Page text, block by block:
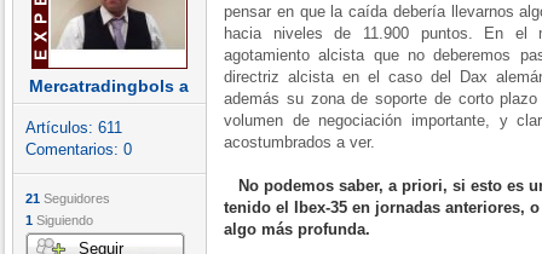
Mercatradingbols a
Artículos: 611
Comentarios: 0
21 Seguidores
1 Siguiendo
Seguir
pensar en que la caída debería llevarnos
hacia niveles de 11.900 puntos. En el
agotamiento alcista que no deberemos
directriz alcista en el caso del Dax
además su zona de soporte de corto
volumen de negociación importante, y
acostumbrados a ver.
No podemos saber, a priori, si esto es
tenido el Ibex-35 en jornadas anteriores,
algo más profunda.